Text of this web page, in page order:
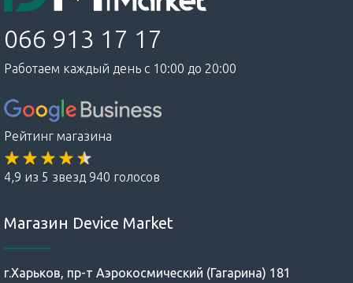
066 913 17 17
Работаем каждый день с 10:00 до 20:00
Рейтинг магазина
4,9 из 5 звезд 940 голосов
Магазин Device Market
г.Харьков, пр-т Аэрокосмический (Гагарина) 181